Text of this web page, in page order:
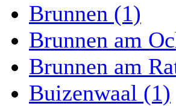
Brunnen (1)
Brunnen am
Brunnen am
Buizenwaal (1)